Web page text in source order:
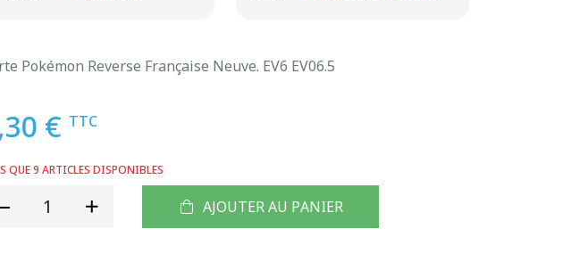
Pokémon Reverse Française Neuve. EV6 EV06.5
€ TTC
QUE 9 ARTICLES DISPONIBLES
AJOUTER AU PANIER